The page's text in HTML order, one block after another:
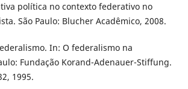
política no contexto federativo no
São Paulo: Blucher Acadêmico, 2008.
In: O federalismo na
Fundação Korand-Adenauer-Stiffung.
1995.